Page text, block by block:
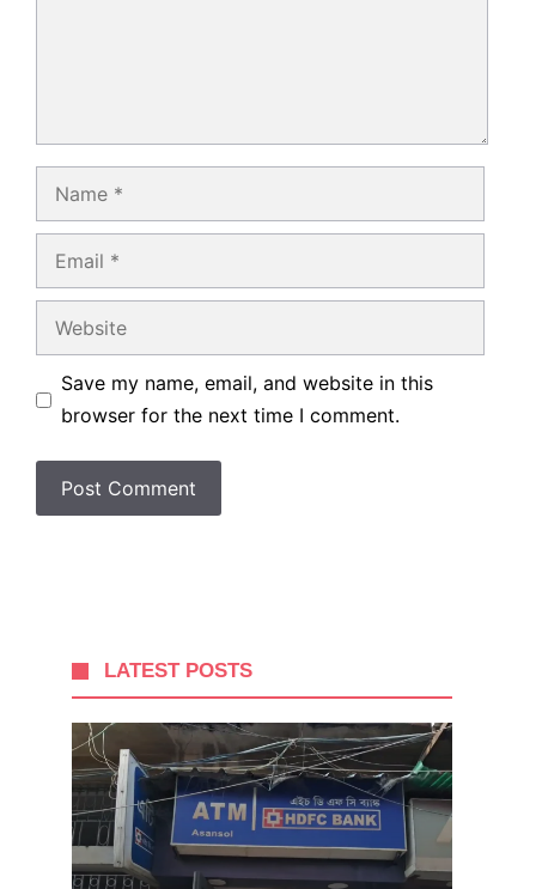
Name
Email
Website
Save my name, email, and website in this
browser for the next time I comment.
LATEST POSTS